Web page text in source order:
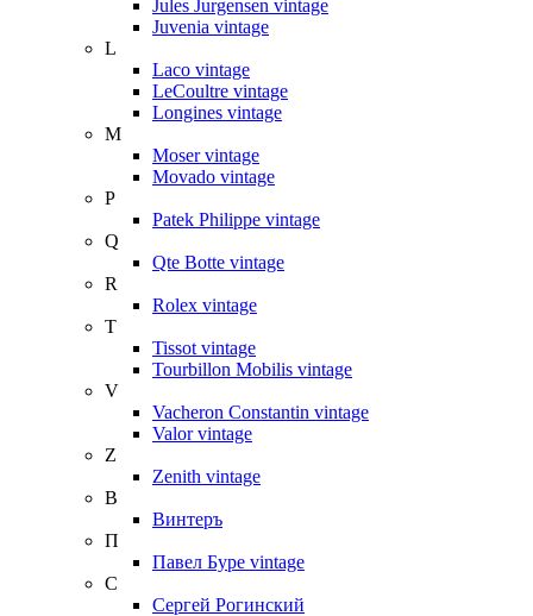
Jules Jurgensen vintage
Juvenia vintage
L
Laco vintage
LeCoultre vintage
Longines vintage
M
Moser vintage
Movado vintage
P
Patek Philippe vintage
Q
Qte Botte vintage
R
Rolex vintage
T
Tissot vintage
Tourbillon Mobilis vintage
V
Vacheron Constantin vintage
Valor vintage
Z
Zenith vintage
В
Винтеръ
П
Павел Буре vintage
С
Сергей Рогинский